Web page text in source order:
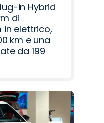
in Hybrid
di
in elettrico,
km e una
da 199